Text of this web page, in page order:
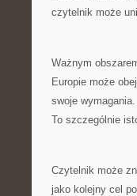
czytelnik może
Ważnym
Europie może
swoje
To szczególnie
Czytelnik może
jako kolejny cel